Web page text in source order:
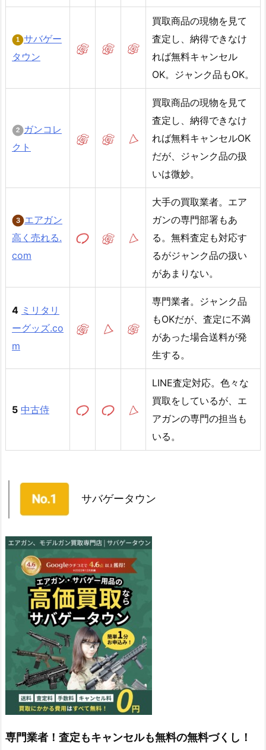
サバゲー
タウン
買取商品の現物を見て
査定し、納得できなけ
れば無料キャンセル
OK。ジャンク品もOK。
ガンコレ
クト
買取商品の現物を見て
査定し、納得できなけ
れば無料キャンセルOK
だが、ジャンク品の扱
いは微妙。
エアガン
高く売れる.
com
大手の買取業者。エア
ガンの専門部署もあ
る。無料査定も対応す
るがジャンク品の扱い
があまりない。
4 ミリタリ
ーグッズ.co
m
専門業者。ジャンク品
もOKだが、査定に不満
があった場合送料が発
生する。
5 中古侍
LINE査定対応。色々な
買取をしているが、エ
アガンの専門の担当も
いる。
サバゲータウン
専門業者！査定もキャンセルも無料の無料づくし！